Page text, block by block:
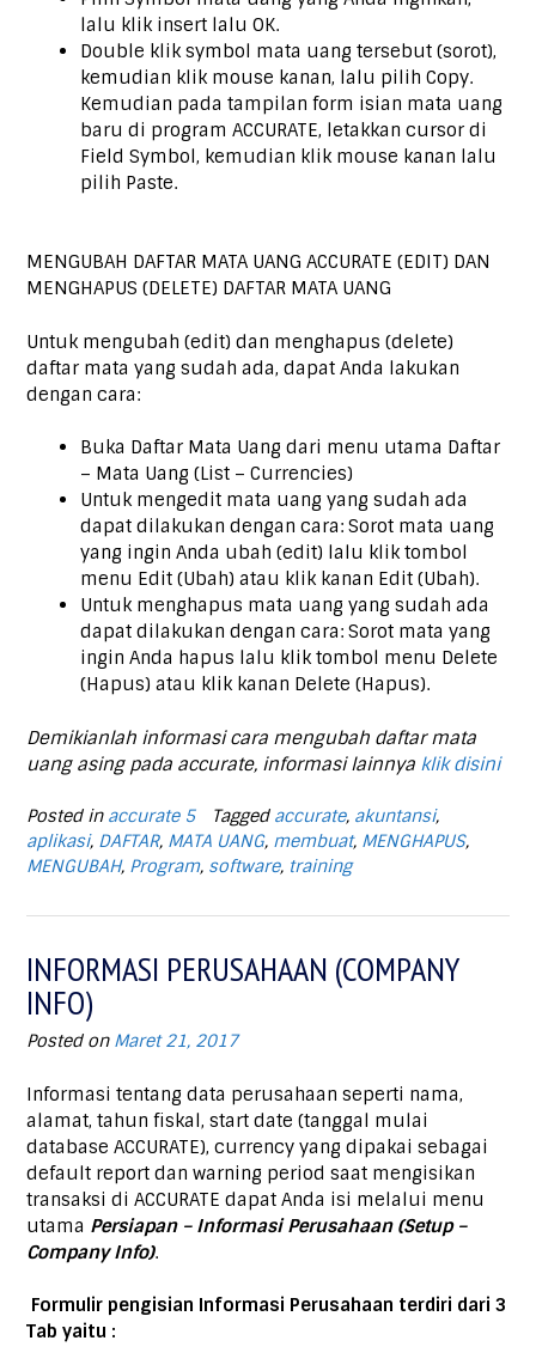
lalu klik insert lalu OK.
Double klik symbol mata uang tersebut (sorot),
kemudian klik mouse kanan, lalu pilih Copy.
Kemudian pada tampilan form isian mata uang
baru di program ACCURATE, letakkan cursor di
Field Symbol, kemudian klik mouse kanan lalu
pilih Paste.
MENGUBAH DAFTAR MATA UANG ACCURATE (EDIT) DAN
MENGHAPUS (DELETE) DAFTAR MATA UANG
Untuk mengubah (edit) dan menghapus (delete)
daftar mata yang sudah ada, dapat Anda lakukan
dengan cara:
Buka Daftar Mata Uang dari menu utama Daftar
– Mata Uang (List – Currencies)
Untuk mengedit mata uang yang sudah ada
dapat dilakukan dengan cara: Sorot mata uang
yang ingin Anda ubah (edit) lalu klik tombol
menu Edit (Ubah) atau klik kanan Edit (Ubah).
Untuk menghapus mata uang yang sudah ada
dapat dilakukan dengan cara: Sorot mata yang
ingin Anda hapus lalu klik tombol menu Delete
(Hapus) atau klik kanan Delete (Hapus).
Demikianlah informasi cara mengubah daftar mata
uang asing pada accurate, informasi lainnya klik disini
Posted in accurate 5 Tagged accurate, akuntansi,
aplikasi, DAFTAR, MATA UANG, membuat, MENGHAPUS,
MENGUBAH, Program, software, training
INFORMASI PERUSAHAAN (COMPANY
INFO)
Posted on Maret 21, 2017
Informasi tentang data perusahaan seperti nama,
alamat, tahun fiskal, start date (tanggal mulai
database ACCURATE), currency yang dipakai sebagai
default report dan warning period saat mengisikan
transaksi di ACCURATE dapat Anda isi melalui menu
utama Persiapan – Informasi Perusahaan (Setup –
Company Info).
Formulir pengisian Informasi Perusahaan terdiri dari 3
Tab yaitu :